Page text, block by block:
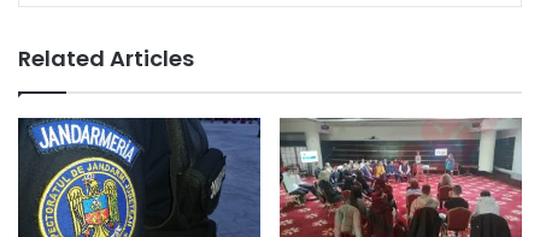
Related Articles